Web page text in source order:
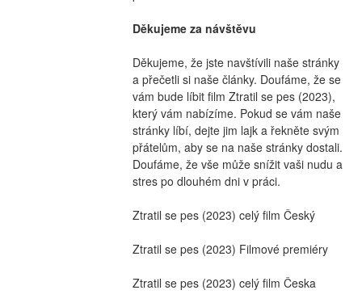
Děkujeme za návštěvu
Děkujeme, že jste navštívili naše stránky
a přečetli si naše články. Doufáme, že se
vám bude líbit film Ztratil se pes (2023),
který vám nabízíme. Pokud se vám naše
stránky líbí, dejte jim lajk a řekněte svým
přátelům, aby se na naše stránky dostali.
Doufáme, že vše může snížit vaši nudu a
stres po dlouhém dni v práci.
Ztratil se pes (2023) celý film Český
Ztratil se pes (2023) Filmové premiéry
Ztratil se pes (2023) celý film Česka